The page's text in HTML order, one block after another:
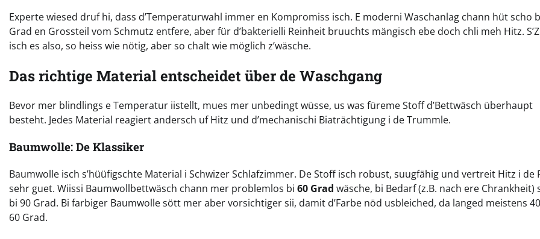
Experte wiesed druf hi, dass d’Temperaturwahl immer en Kompromiss isch. E moderni Waschanlag chann hüt scho
Grad en Grossteil vom Schmutz entfere, aber für d’bakterielli Reinheit bruuchts mängisch ebe doch chli meh Hitz.
isch es also, so heiss wie nötig, aber so chalt wie möglich z’wäsche.
Das richtige Material entscheidet über de Waschgang
Bevor mer blindlings e Temperatur iistellt, mues mer unbedingt wüsse, us was füreme Stoff d’Bettwäsch überhaupt
besteht. Jedes Material reagiert andersch uf Hitz und d’mechanischi Biaträchtigung i de Trummle.
Baumwolle: De Klassiker
Baumwolle isch s’hüüfigschte Material i Schwizer Schlafzimmer. De Stoff isch robust, suugfähig und vertreit Hitz i de
sehr guet. Wiissi Baumwollbettwäsch chann mer problemlos bi 60 Grad wäsche, bi Bedarf (z.B. nach ere Chrankheit)
bi 90 Grad. Bi farbiger Baumwolle sött mer aber vorsichtiger sii, damit d’Farbe nöd usbleiched, da langed meistens
60 Grad.